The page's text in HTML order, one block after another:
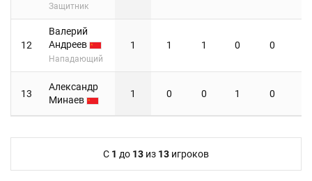
Защитник
12
Валерий
Андреев
Нападающий
1 1 1 0 0
13
Александр
Минаев
1 0 0 1 0
C 1 до 13 из 13 игроков